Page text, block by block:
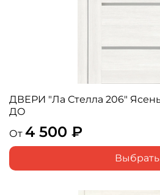
ДВЕРИ "Ла Стелла 206"
ДО
От 4 500 ₽
Выбрать